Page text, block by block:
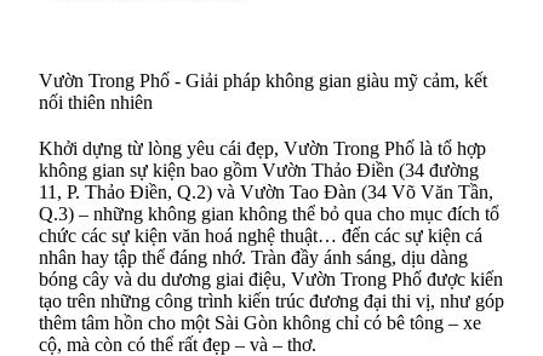
Vườn Trong Phố - Giải pháp không gian giàu mỹ cảm, kết
nối thiên nhiên
Khởi dựng từ lòng yêu cái đẹp, Vườn Trong Phố là tổ hợp
không gian sự kiện bao gồm Vườn Thảo Điền (34 đường
11, P. Thảo Điền, Q.2) và Vườn Tao Đàn (34 Võ Văn Tần,
Q.3) – những không gian không thể bỏ qua cho mục đích tổ
chức các sự kiện văn hoá nghệ thuật… đến các sự kiện cá
nhân hay tập thể đáng nhớ. Tràn đầy ánh sáng, dịu dàng
bóng cây và du dương giai điệu, Vườn Trong Phố được kiến
tạo trên những công trình kiến trúc đương đại thi vị, như góp
thêm tâm hồn cho một Sài Gòn không chỉ có bê tông – xe
cộ, mà còn có thể rất đẹp – và – thơ.